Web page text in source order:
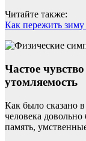
Читайте также:
Как пережить
Частое
утомляемость
Как было сказано
человека довольно
память,